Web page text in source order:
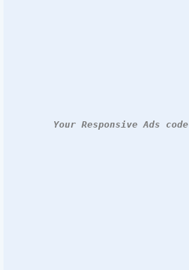
Your Responsive Ads